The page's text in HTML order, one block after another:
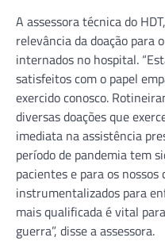
A assessora técnica do
relevância da doação para
internados no hospital.
satisfeitos com o papel
exercido conosco.
diversas doações que
imediata na assistência
período de pandemia tem
pacientes e para os
instrumentalizados para
mais qualificada é vital
guerra”, disse a assessora.